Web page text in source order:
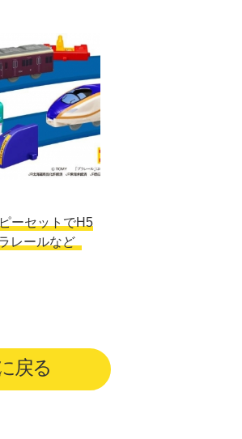
ーセットでH5
レールなど
戻る